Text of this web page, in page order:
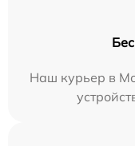
Наш курьер в